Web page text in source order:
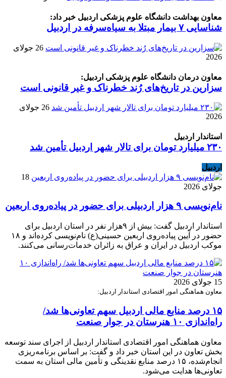
معاون بهداشت دانشگاه علوم پزشکی اردبیل خبر داد:
شناسایی ۷ بیمار مبتلا به سیاه‌سرفه در اردبیل
26 جولای
2026
معاون درمان دانشگاه علوم پزشکی اردبیل:
سزارین در تاریخ‌های رُند خطرناک و غیر قانونی است
26 جولای
2026
استاندار اردبیل
۲۳۰ میلیارد تومان برای تالار شهر اردبیل تأمین شد
اردبیل
18
جولای 2026
نام‌نویسی ۹ هزار اردبیلی برای حضور در پیاده‌روی اربعین
استاندار اردبیل گفت: بیش از ۹هزار نفر در استان اردبیل برای
حضور در آیین پیاده‌روی اربعین حسینی(ع) نام‌نویسی کرده‌اند و ۱۸
موکب اردبیل در ایران و عراق به زائران خدمات‌رسانی می‌کنند.
15 جولای 2026
معاون هماهنگی امور اقتصادی استاندار اردبیل:
۱۵ درصد منابع مالی اردبیل سهم تعاونی‌ها شد/
راه‌اندازی ۱۰ هنرستان در جوار صنعت
معاون هماهنگی امور اقتصادی استاندار اردبیل از اجرای سند توسعه
بخش تعاون در این استان خبر داد و گفت: بر اساس برنامه‌ریزی
انجام‌شده، ۱۵ درصد منابع نقدینگی و تأمین مالی استان به سمت
تعاونی‌ها هدایت می‌شود.